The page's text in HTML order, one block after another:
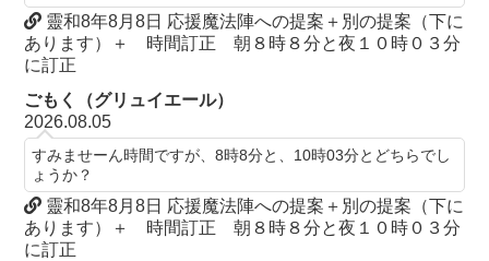
靈和8年8月8日 応援魔法陣への提案＋別の提案（下に
あります）＋ 時間訂正 朝８時８分と夜１０時０３分
に訂正
ごもく（グリュイエール）
2026.08.05
すみませーん時間ですが、8時8分と、10時03分とどちらでし
ょうか？
靈和8年8月8日 応援魔法陣への提案＋別の提案（下に
あります）＋ 時間訂正 朝８時８分と夜１０時０３分
に訂正